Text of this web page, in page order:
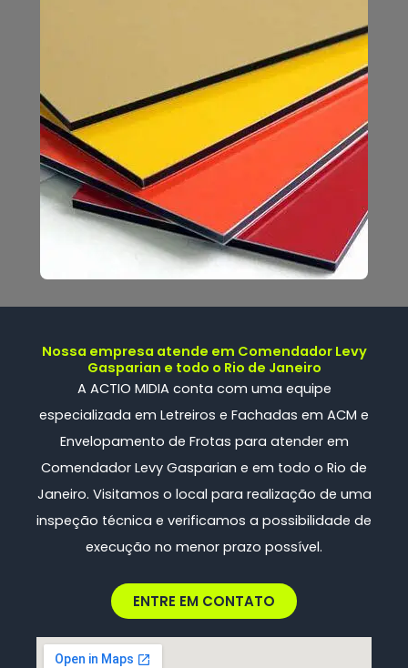
Nossa empresa atende em Comendador Levy
Gasparian e todo o Rio de Janeiro
A ACTIO MIDIA conta com uma equipe
especializada em Letreiros e Fachadas em ACM e
Envelopamento de Frotas para atender em
Comendador Levy Gasparian e em todo o Rio de
Janeiro. Visitamos o local para realização de uma
inspeção técnica e verificamos a possibilidade de
execução no menor prazo possível.
ENTRE EM CONTATO